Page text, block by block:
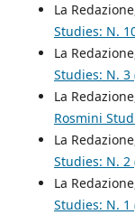
La
Studies: N.
La
Studies: N. 3
La
Rosmini
La
Studies: N. 2
La
Studies: N. 1